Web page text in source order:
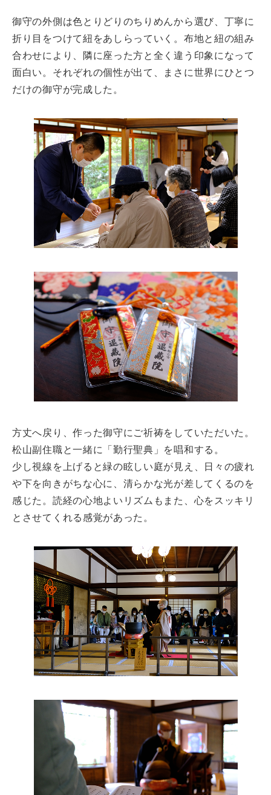
御守の外側は色とりどりのちりめんから選び、丁寧に
折り目をつけて紐をあしらっていく。布地と紐の組み
合わせにより、隣に座った方と全く違う印象になって
面白い。それぞれの個性が出て、まさに世界にひとつ
だけの御守が完成した。
方丈へ戻り、作った御守にご祈祷をしていただいた。
松山副住職と一緒に「勤行聖典」を唱和する。
少し視線を上げると緑の眩しい庭が見え、日々の疲れ
や下を向きがちな心に、清らかな光が差してくるのを
感じた。読経の心地よいリズムもまた、心をスッキリ
とさせてくれる感覚があった。